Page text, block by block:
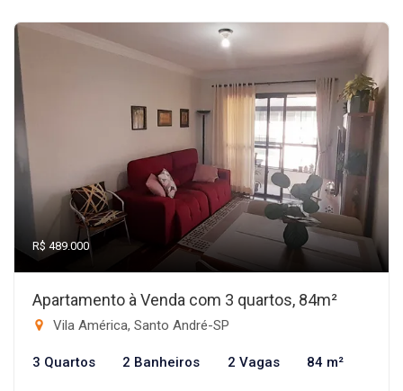
R$ 489.000
Apartamento à Venda com 3 quartos, 84m²
Vila América, Santo André-SP
3 Quartos 2 Banheiros 2 Vagas 84 m²